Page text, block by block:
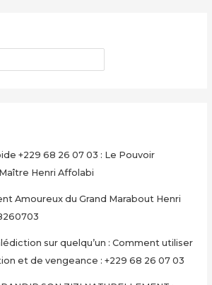
+229 68 26 07 03 : Le Pouvoir
Henri Affolabi
Amoureux du Grand Marabout Henri
sur quelqu’un : Comment utiliser
et de vengeance : +229 68 26 07 03